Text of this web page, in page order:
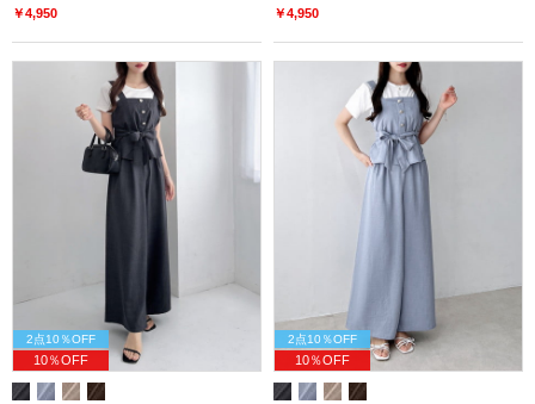
￥4,950 ￥4,950
2点10％OFF
10％OFF
2点10％OFF
10％OFF